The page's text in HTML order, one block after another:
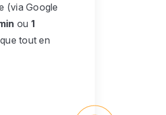
(via Google
ou 1
tout en